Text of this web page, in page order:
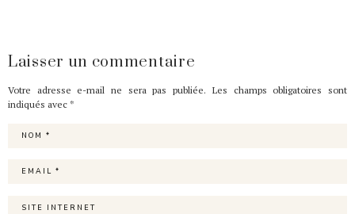
Laisser un commentaire
Votre adresse e-mail ne sera pas publiée. Les champs obligatoires sont
indiqués avec *